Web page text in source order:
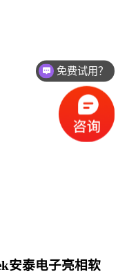
安泰电子亮相软
价格如何？